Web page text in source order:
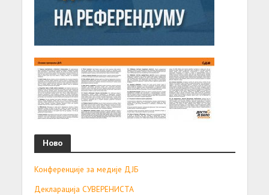
Ново
Конференције за медије ДЈБ
Декларација СУВЕРЕНИСТА